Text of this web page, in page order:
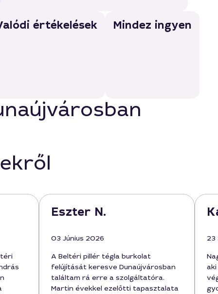
értékelések Mindez ingyen
Eszter N.
03 Június 2026
A Beltéri pillér tégla burkolat
felújítását keresve Dunaújvárosban
találtam rá erre a szolgáltatóra.
Martin évekkel ezelőtti tapasztalata
23